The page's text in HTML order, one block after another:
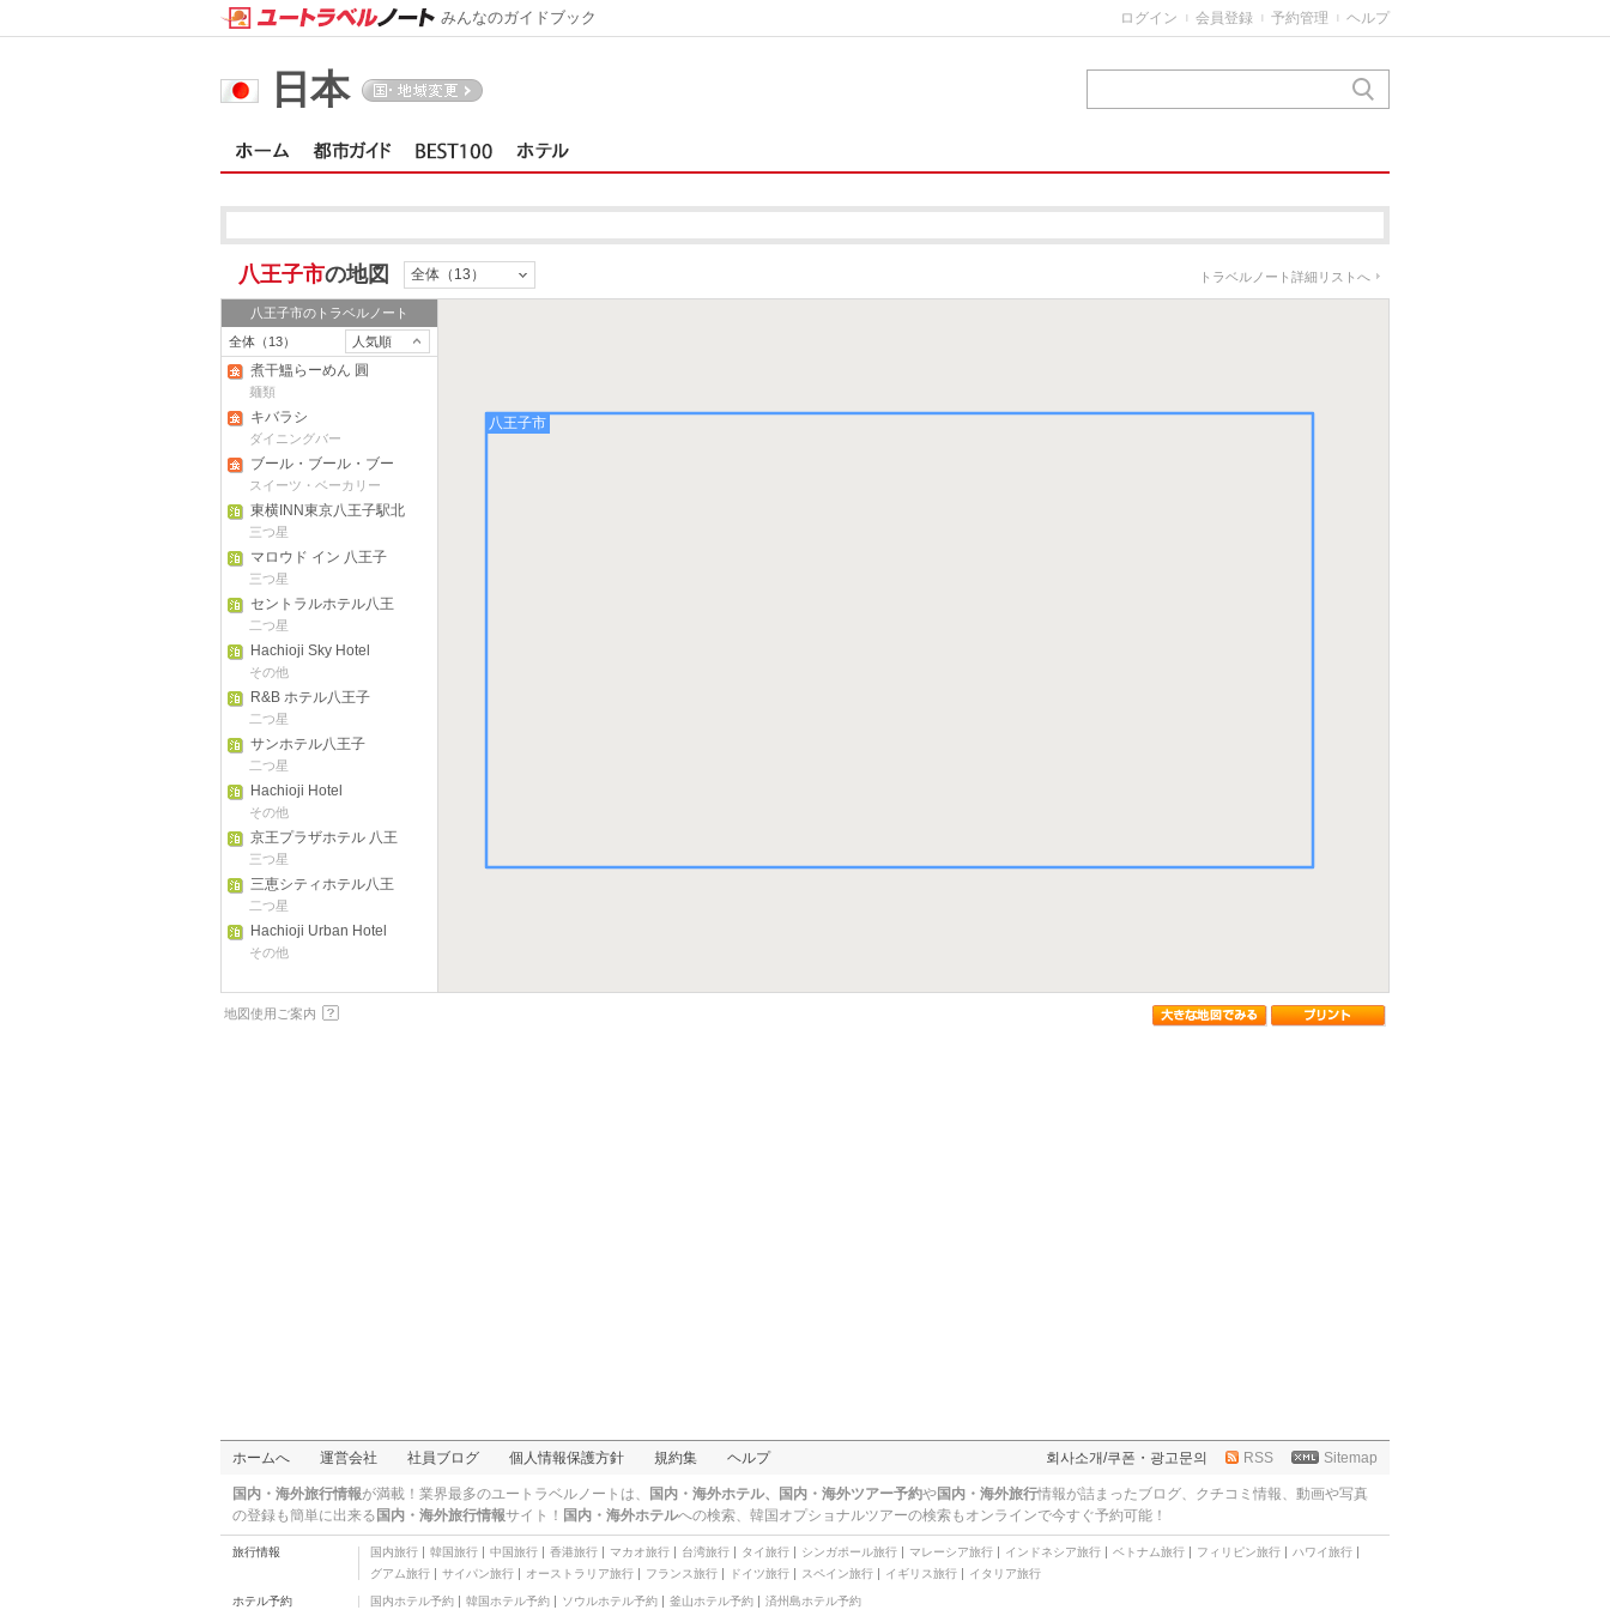
日本
八王子市の地図 全体（13） トラベルノート詳細リストへ
八王子市のトラベルノート
全体（13）
人気順
煮干鰮らーめん 圓
麺類
キバラシ
ダイニングバー
ブール・ブール・ブー
ランジェリー
スイーツ・ベーカリー
東横INN東京八王子駅北
口
三つ星
マロウド イン 八王子
三つ星
セントラルホテル八王
子
二つ星
Hachioji Sky Hotel
その他
R&B ホテル八王子
二つ星
サンホテル八王子
二つ星
Hachioji Hotel
NewGrand
その他
京王プラザホテル 八王
子
三つ星
三恵シティホテル八王
子
二つ星
Hachioji Urban Hotel
その他
八王子市
地図使用ご案内
みんなのガイドブック ログイン 会員登録 予約管理 ヘルプ
ホームへ 運営会社 社員ブログ 個人情報保護方針 規約集 ヘルプ 회사소개/쿠폰・광고문의 RSS Sitemap
国内・海外旅行情報が満載！業界最多のユートラベルノートは、 国内・海外ホテル、国内・海外ツアー予約や国内・海外旅行情報が詰まったブログ、クチコミ情報、動画や写真
の登録も簡単に出来る 国内・海外旅行情報サイト！ 国内・海外ホテルへの検索、 韓国オプショナルツアーの検索もオンラインで今すぐ予約可能！
旅行情報 国内旅行 韓国旅行 中国旅行 香港旅行 マカオ旅行 台湾旅行 タイ旅行 シンガポール旅行 マレーシア旅行 インドネシア旅行 ベトナム旅行 フィリピン旅行
ハワイ旅行
グアム旅行
サイパン旅行 オーストラリア旅行 フランス旅行 ドイツ旅行 スペイン旅行 イギリス旅行 イタリア旅行
ホテル予約 国内ホテル予約 韓国ホテル予約 ソウルホテル予約 釜山ホテル予約 済州島ホテル予約